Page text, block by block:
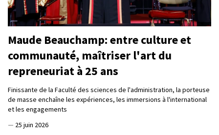
Maude Beauchamp: entre culture et
communauté, maîtriser l'art du
repreneuriat à 25 ans
Finissante de la Faculté des sciences de l'administration, la porteuse
de masse enchaîne les expériences, les immersions à l'international
et les engagements
— 25 juin 2026